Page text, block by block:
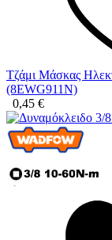
Τζάμι Μάσκας
(8EWG911N)
0,45 €